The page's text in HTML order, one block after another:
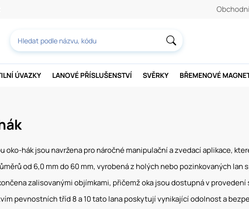
ÚVAZKY LANOVÉ PŘÍSLUŠENSTVÍ SVĚRKY BŘEMENOVÉ
oko-hák jsou navržena pro náročné manipulační a zvedací aplikace,
od 6,0 mm do 60 mm, vyrobená z holých nebo pozinkovaných lan
zalisovanými objímkami, přičemž oka jsou dostupná v
pevnostních tříd 8 a 10 tato lana poskytují vynikající odolnost a